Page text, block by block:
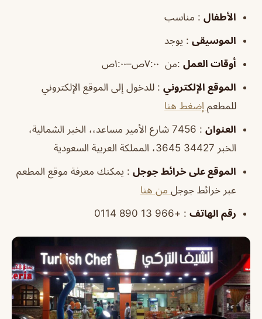
الأطفال : مناسب
الموسيقى : يوجد
أوقات العمل :من ٧:٠٠ص–١:٠٠ص
الموقع الإلكتروني : للدخول إلى الموقع الإلكتروني
للمطعم إضغط هنا
العنوان
: 7456 شارع الأمير مساعد،، الخبر الشمالية،
الخبر 34427 3645، المملكة العربية السعودية
الموقع على خرائط جوجل : يمكنك معرفة موقع المطعم
عبر خرائط جوجل من هنا
رقم الهاتف : +966 13 890 0114